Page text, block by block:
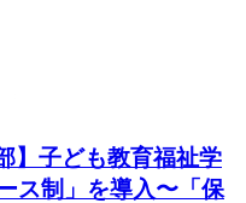
】子ども教育福祉学
ス制」を導入〜「保